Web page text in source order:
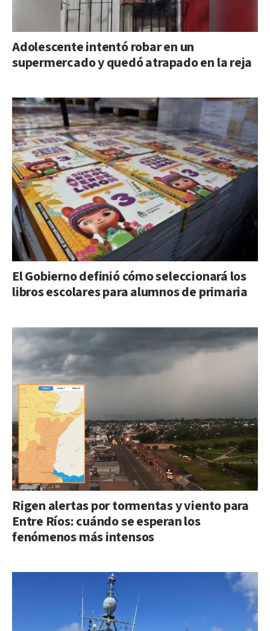
Adolescente intentó robar en un
supermercado y quedó atrapado en la reja
El Gobierno definió cómo seleccionará los
libros escolares para alumnos de primaria
Rigen alertas por tormentas y viento para
Entre Ríos: cuándo se esperan los
fenómenos más intensos